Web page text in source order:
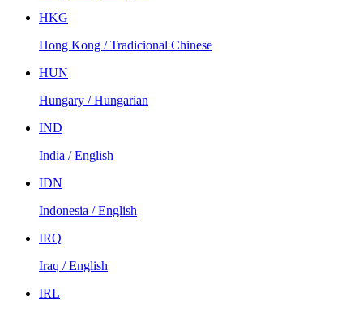
HKG
Hong Kong / Tradicional Chinese
HUN
Hungary / Hungarian
IND
India / English
IDN
Indonesia / English
IRQ
Iraq / English
IRL